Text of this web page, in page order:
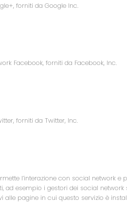
forniti da Google Inc.
Facebook, forniti da Facebook, Inc.
forniti da Twitter, Inc.
l’interazione con social network
esempio i gestori dei social
alle pagine in cui questo servizio è